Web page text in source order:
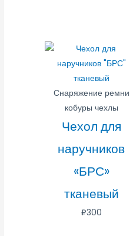
Снаряжение ремни
кобуры чехлы
Чехол для
наручников
«БРС»
тканевый
₽300